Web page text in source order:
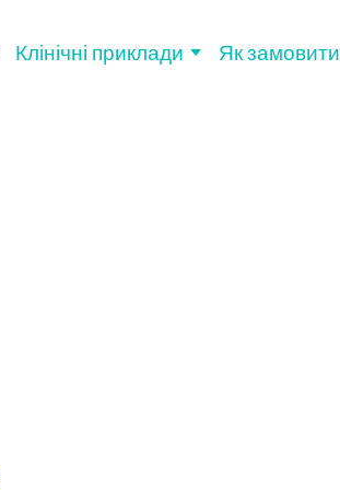
Клінічні приклади Як замовити